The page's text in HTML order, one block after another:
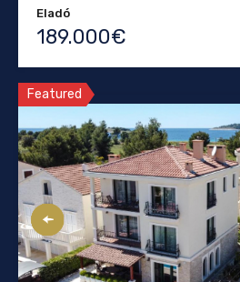
Eladó
189.000€
Featured